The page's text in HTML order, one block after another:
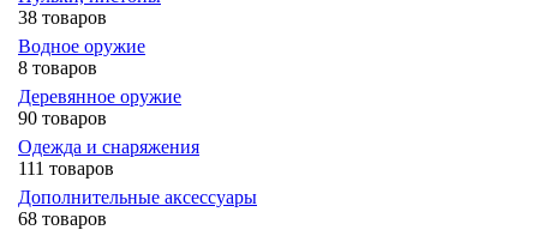
38 товаров
Водное оружие
8 товаров
Деревянное оружие
90 товаров
Одежда и снаряжения
111 товаров
Дополнительные аксессуары
68 товаров